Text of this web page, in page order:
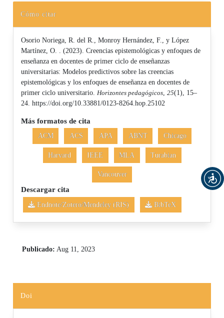
Cómo citar
Osorio Noriega, R. del R., Monroy Hernández, F., y López
Martínez, O. . (2023). Creencias epistemológicas y enfoques de
enseñanza en docentes de primer ciclo de enseñanzas
universitarias: Modelos predictivos sobre las creencias
epistemológicas y los enfoques de enseñanza en docentes de
primer ciclo universitario. Horizontes pedagógicos ,25(1), 15–
24. https://doi.org/10.33881/0123-8264.hop.25102
Más formatos de cita
ACM ACS APA ABNT Chicago
Harvard IEEE MLA Turabian
Vancouver
Descargar cita
Endnote/Zotero/Mendeley (RIS) BibTeX
Publicado: Aug 11, 2023
Doi